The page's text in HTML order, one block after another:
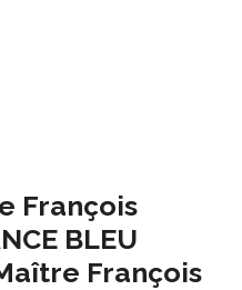
François
BLEU
François